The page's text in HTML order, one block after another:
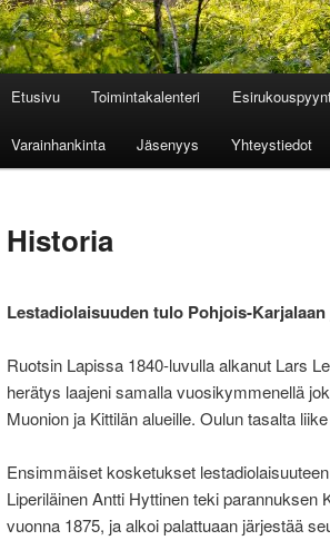
Siirry sisältöön
Siirry toissijaiseen sisältöön
Etusivu Toimintakalenteri
Varainhankinta Jäsenyys Yhteystiedot
Historia
Lestadiolaisuuden tulo Pohjois-
Ruotsin Lapissa 1840-luvulla alkanut Lars
herätys laajeni samalla vuosikymmenellä
Muonion ja Kittilän alueille. Oulun tasalta
Ensimmäiset kosketukset
Liperiläinen Antti Hyttinen teki
vuonna 1875, ja alkoi palattuaan järjestää